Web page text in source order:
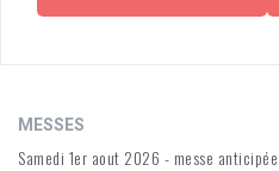
MESSES
Samedi 1er aout 2026 - messe anticipée